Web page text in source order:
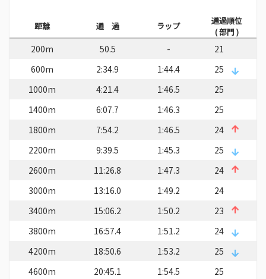
距離 通 過 ラップ
通過順位
( 部門 )
200m 50.5 -
21
600m
2:34.9 1:44.4
25
1000m
4:21.4 1:46.5
25
1400m
6:07.7 1:46.3
25
1800m
7:54.2 1:46.5
24
2200m
9:39.5 1:45.3
25
2600m
11:26.8 1:47.3
24
3000m
13:16.0 1:49.2
24
3400m
15:06.2 1:50.2
23
3800m
16:57.4 1:51.2
24
4200m
18:50.6 1:53.2
25
4600m
20:45.1 1:54.5
25